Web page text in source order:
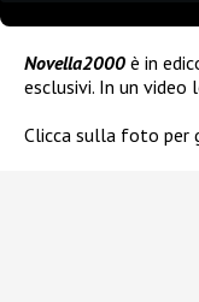
Novella2000 è in
esclusivi. In un video
Clicca sulla foto per